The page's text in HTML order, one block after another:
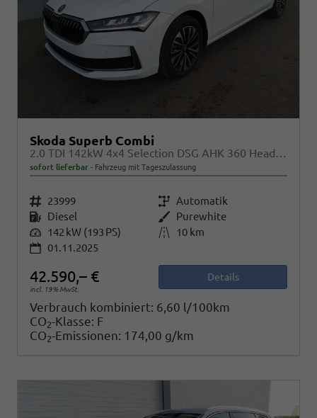
Skoda Superb Combi
2.0 TDI 142kW 4x4 Selection DSG AHK 360 Head Up Pano
sofort lieferbar Fahrzeug mit Tageszulassung
Fahrzeugnr. 23999 Getriebe Automatik
Kraftstoff Diesel Außenfarbe Purewhite
Leistung 142 kW (193 PS) Kilometerstand
10 km
01.11.2025
42.590,– €
incl. 19% MwSt.
Details
Verbrauch kombiniert: 6,60 l/100km
CO2-Klasse: F
CO2-Emissionen: 174,00 g/km